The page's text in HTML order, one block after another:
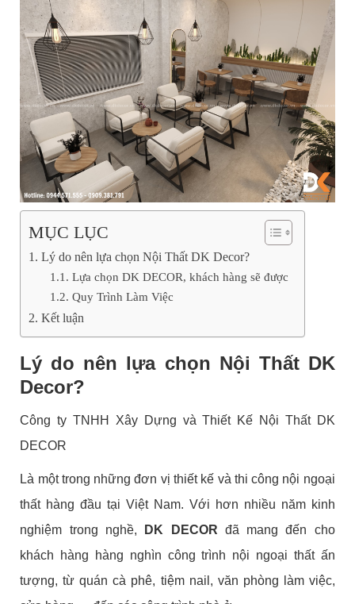
MỤC LỤC
Lý do nên lựa chọn Nội Thất DK Decor?
Lựa chọn DK DECOR, khách hàng sẽ được
Quy Trình Làm Việc
Kết luận
Lý do nên lựa chọn Nội Thất DK
Decor?
Công ty TNHH Xây Dựng và Thiết Kế Nội Thất DK
DECOR
Là một trong những đơn vị thiết kế và thi công nội ngoại
thất hàng đầu tại Việt Nam. Với hơn nhiều năm kinh
nghiệm trong nghề,
DK DECOR đã mang đến cho
khách hàng hàng nghìn công trình nội ngoại thất ấn
tượng, từ quán cà phê, tiệm nail, văn phòng làm việc,